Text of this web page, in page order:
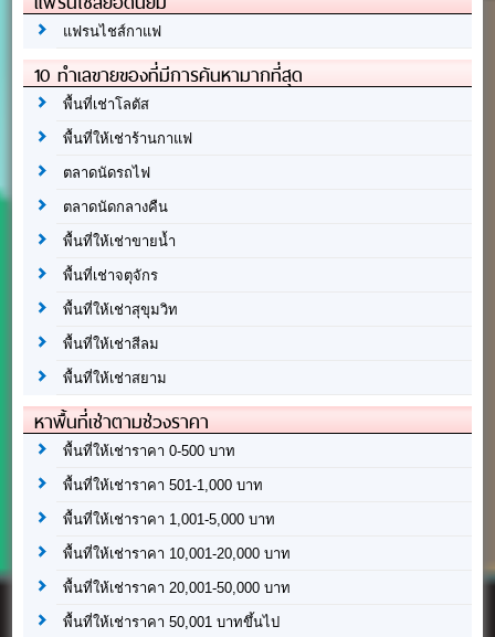
แฟรนไชส์กาแฟ
10 ทำเลขายของที่มีการค้นหามากที่สุด
พื้นที่เช่าโลตัส
พื้นที่ให้เช่าร้านกาแฟ
ตลาดนัดรถไฟ
ตลาดนัดกลางคืน
พื้นที่ให้เช่าขายน้ำ
พื้นที่เช่าจตุจักร
พื้นที่ให้เช่าสุขุมวิท
พื้นที่ให้เช่าสีลม
พื้นที่ให้เช่าสยาม
หาพื้นที่เช่าตามช่วงราคา
พื้นที่ให้เช่าราคา 0-500 บาท
พื้นที่ให้เช่าราคา 501-1,000 บาท
พื้นที่ให้เช่าราคา 1,001-5,000 บาท
พื้นที่ให้เช่าราคา 10,001-20,000 บาท
พื้นที่ให้เช่าราคา 20,001-50,000 บาท
พื้นที่ให้เช่าราคา 50,001 บาทขึ้นไป